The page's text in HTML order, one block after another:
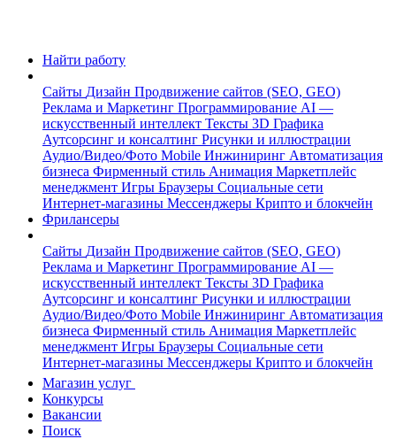
Найти работу
Сайты Дизайн Продвижение сайтов (SEO, GEO)
Реклама и Маркетинг Программирование AI —
искусственный интеллект Тексты 3D Графика
Аутсорсинг и консалтинг Рисунки и иллюстрации
Аудио/Видео/Фото Mobile Инжиниринг Автоматизация
бизнеса Фирменный стиль Анимация Маркетплейс
менеджмент Игры Браузеры Социальные сети
Интернет-магазины Мессенджеры Крипто и блокчейн
Фрилансеры
Сайты Дизайн Продвижение сайтов (SEO, GEO)
Реклама и Маркетинг Программирование AI —
искусственный интеллект Тексты 3D Графика
Аутсорсинг и консалтинг Рисунки и иллюстрации
Аудио/Видео/Фото Mobile Инжиниринг Автоматизация
бизнеса Фирменный стиль Анимация Маркетплейс
менеджмент Игры Браузеры Социальные сети
Интернет-магазины Мессенджеры Крипто и блокчейн
Магазин услуг
Конкурсы
Вакансии
Поиск